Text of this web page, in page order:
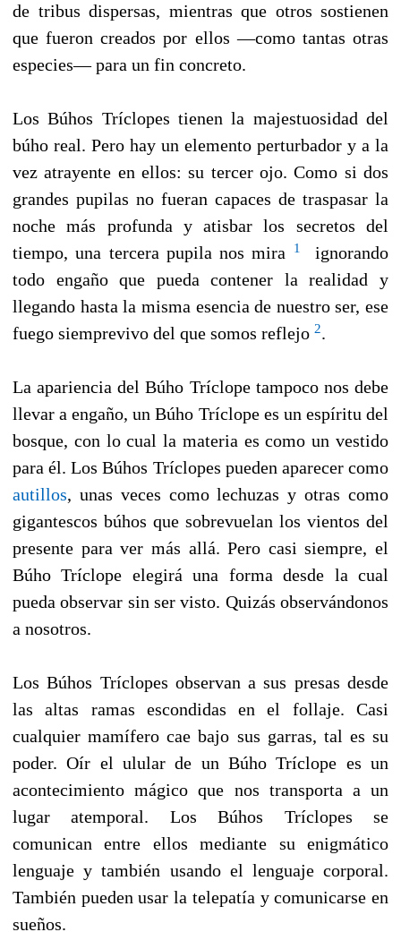
de tribus dispersas, mientras que otros sostienen
que fueron creados por ellos —como tantas otras
especies— para un fin concreto.
Los Búhos Tríclopes tienen la majestuosidad del
búho real. Pero hay un elemento perturbador y a la
vez atrayente en ellos: su tercer ojo. Como si dos
grandes pupilas no fueran capaces de traspasar la
noche más profunda y atisbar los secretos del
tiempo, una tercera pupila nos mira
1
ignorando
todo engaño que pueda contener la realidad y
llegando hasta la misma esencia de nuestro ser, ese
fuego siemprevivo del que somos reflejo 2.
La apariencia del Búho Tríclope tampoco nos debe
llevar a engaño, un Búho Tríclope es un espíritu del
bosque, con lo cual la materia es como un vestido
para él. Los Búhos Tríclopes pueden aparecer como
autillos, unas veces como lechuzas y otras como
gigantescos búhos que sobrevuelan los vientos del
presente para ver más allá. Pero casi siempre, el
Búho Tríclope elegirá una forma desde la cual
pueda observar sin ser visto. Quizás observándonos
a nosotros.
Los Búhos Tríclopes observan a sus presas desde
las altas ramas escondidas en el follaje. Casi
cualquier mamífero cae bajo sus garras, tal es su
poder. Oír el ulular de un Búho Tríclope es un
acontecimiento mágico que nos transporta a un
lugar atemporal. Los Búhos Tríclopes se
comunican entre ellos mediante su enigmático
lenguaje y también usando el lenguaje corporal.
También pueden usar la telepatía y comunicarse en
sueños.